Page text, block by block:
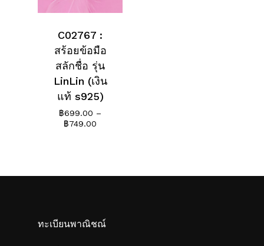
C02767 :
สร้อยข้อมือ
สลักชื่อ รุ่น
LinLin (เงิน
แท้ s925)
฿699.00 –
฿749.00
ทะเบียนพาณิชณ์